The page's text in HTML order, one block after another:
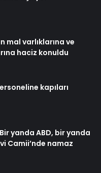
mal varlıklarına ve
haciz konuldu
kapıları
yanda ABD, bir yanda
Camii’nde namaz